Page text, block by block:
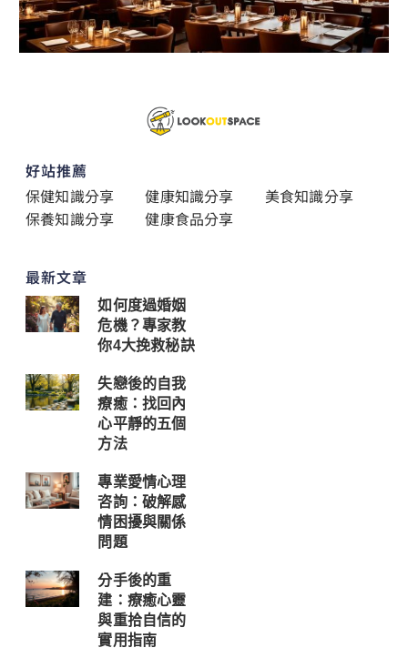
好站推薦
保健知識分享
健康知識分享
美食知識分享
保養知識分享
健康食品分享
最新文章
如何度過婚姻
危機？專家教
你4大挽救秘訣
失戀後的自我
療癒：找回內
心平靜的五個
方法
專業愛情心理
咨詢：破解感
情困擾與關係
問題
分手後的重
建：療癒心靈
與重拾自信的
實用指南